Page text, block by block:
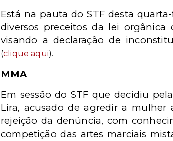
Está na pauta do STF desta
diversos preceitos da lei orgânica
visando a declaração de
(clique aqui).
MMA
Em sessão do STF que decidiu
Lira, acusado de agredir a mulher
rejeição da denúncia, com
competição das artes marciais